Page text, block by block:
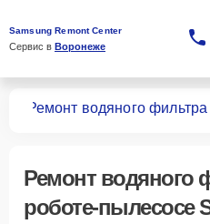
Samsung Remont Center
Сервис в Воронеже
Ремонт водяного фильтра
Ремонт водяного
роботе-пылесосе